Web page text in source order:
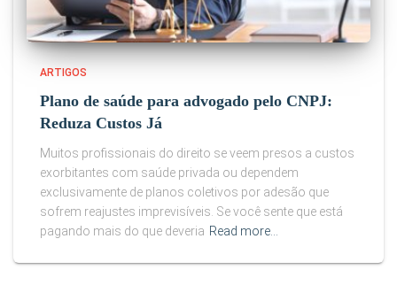
ARTIGOS
Plano de saúde para advogado pelo CNPJ:
Reduza Custos Já
Muitos profissionais do direito se veem presos a custos
exorbitantes com saúde privada ou dependem
exclusivamente de planos coletivos por adesão que
sofrem reajustes imprevisíveis. Se você sente que está
pagando mais do que deveria Read more…